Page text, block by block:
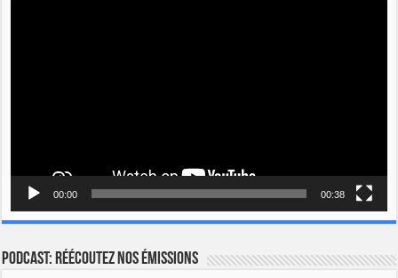
00:00 00:38
Podcast: Réécoutez nos émissions